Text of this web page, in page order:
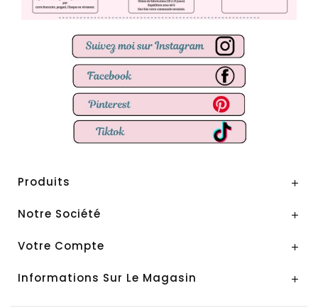
Produits 
Notre Société 
Votre Compte 
Informations Sur Le Magasin 